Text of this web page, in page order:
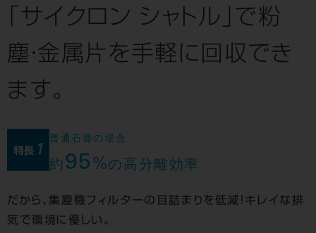
「サイクロン シャトル」で粉
塵・金属片を手軽に回収でき
ます。
普通石膏の場合
約 95 %の高分離効率
だから、集塵機フィルターの目詰まりを低減！キレイな排
気で環境に優しい。